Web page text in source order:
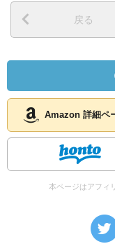
戻る
Amazon 詳細ペ
本ページはアフィ